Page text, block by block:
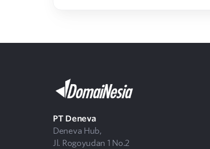
PT Deneva
Deneva Hub,
Jl. Rogoyudan 1 No.2